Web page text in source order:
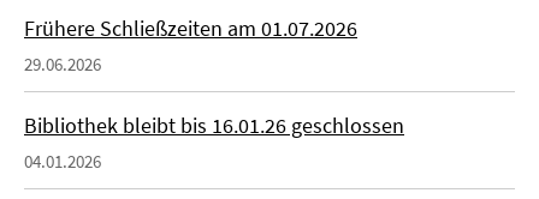
Frühere Schließzeiten am 01.07.2026
29.06.2026
Bibliothek bleibt bis 16.01.26 geschlossen
04.01.2026